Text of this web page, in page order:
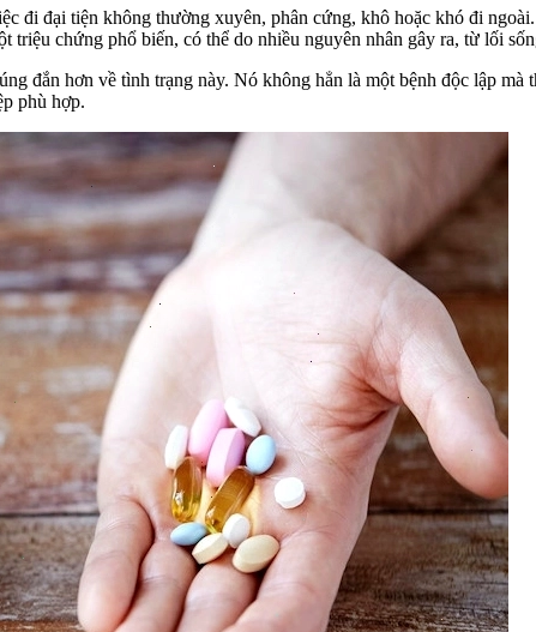
đi đại tiện không thường xuyên, phân cứng, khô hoặc khó đi
triệu chứng phổ biến, có thể do nhiều nguyên nhân gây ra, từ lối
đắn hơn về tình trạng này. Nó không hẳn là một bệnh độc lập mà
phù hợp.